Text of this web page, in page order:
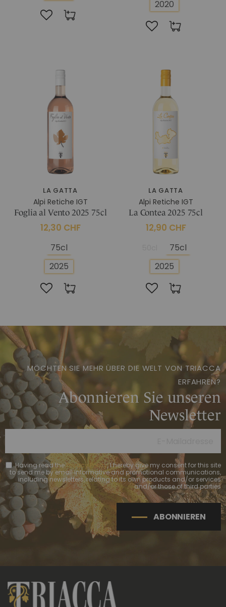
2020
LA GATTA
Alpi Retiche IGT
Foglia al Vento 2025 75cl
12,30 CHF
75cl
2025
LA GATTA
Alpi Retiche IGT
La Contea 2025 75cl
12,90 CHF
75cl
2025
MÖCHTEN SIE MEHR ÜBER DIE WELT VON TRIACCA
ERFAHREN?
Abonnieren Sie unseren
Newsletter
Having read thePrivacy Policy, I hereby give my consent for this site
to send me by email informative and promotional communications,
including newsletters, relating to its own products and/or services
and/or those of third parties
ABONNIEREN